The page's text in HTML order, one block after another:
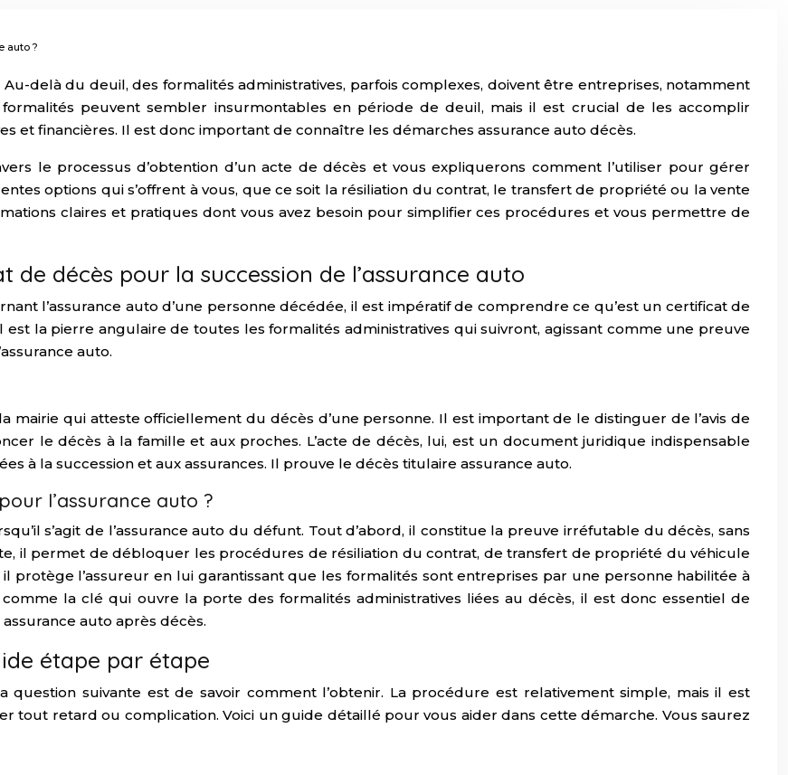
auto ?
delà du deuil, des formalités administratives, parfois complexes, doivent être entreprises, notamment
peuvent sembler insurmontables en période de deuil, mais il est crucial de les accomplir
et financières. Il est donc important de connaître les démarches assurance auto décès.
le processus d’obtention d’un acte de décès et vous expliquerons comment l’utiliser pour gérer
options qui s’offrent à vous, que ce soit la résiliation du contrat, le transfert de propriété ou la vente
claires et pratiques dont vous avez besoin pour simplifier ces procédures et vous permettre de
décès pour la succession de l’assurance auto
l’assurance auto d’une personne décédée, il est impératif de comprendre ce qu’est un certificat de
la pierre angulaire de toutes les formalités administratives qui suivront, agissant comme une preuve
auto.
mairie qui atteste officiellement du décès d’une personne. Il est important de le distinguer de l’avis de
le décès à la famille et aux proches. L’acte de décès, lui, est un document juridique indispensable
à la succession et aux assurances. Il prouve le décès titulaire assurance auto.
l’assurance auto ?
s’agit de l’assurance auto du défunt. Tout d’abord, il constitue la preuve irréfutable du décès, sans
il permet de débloquer les procédures de résiliation du contrat, de transfert de propriété du véhicule
protège l’assureur en lui garantissant que les formalités sont entreprises par une personne habilitée à
la clé qui ouvre la porte des formalités administratives liées au décès, il est donc essentiel de
auto après décès.
étape par étape
question suivante est de savoir comment l’obtenir. La procédure est relativement simple, mais il est
tout retard ou complication. Voici un guide détaillé pour vous aider dans cette démarche. Vous saurez